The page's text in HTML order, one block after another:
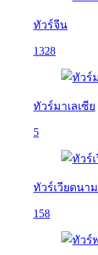
ทัวร์จีน
1328
ทัวร์มาเลเซีย
5
ทัวร์เวียดนาม
158